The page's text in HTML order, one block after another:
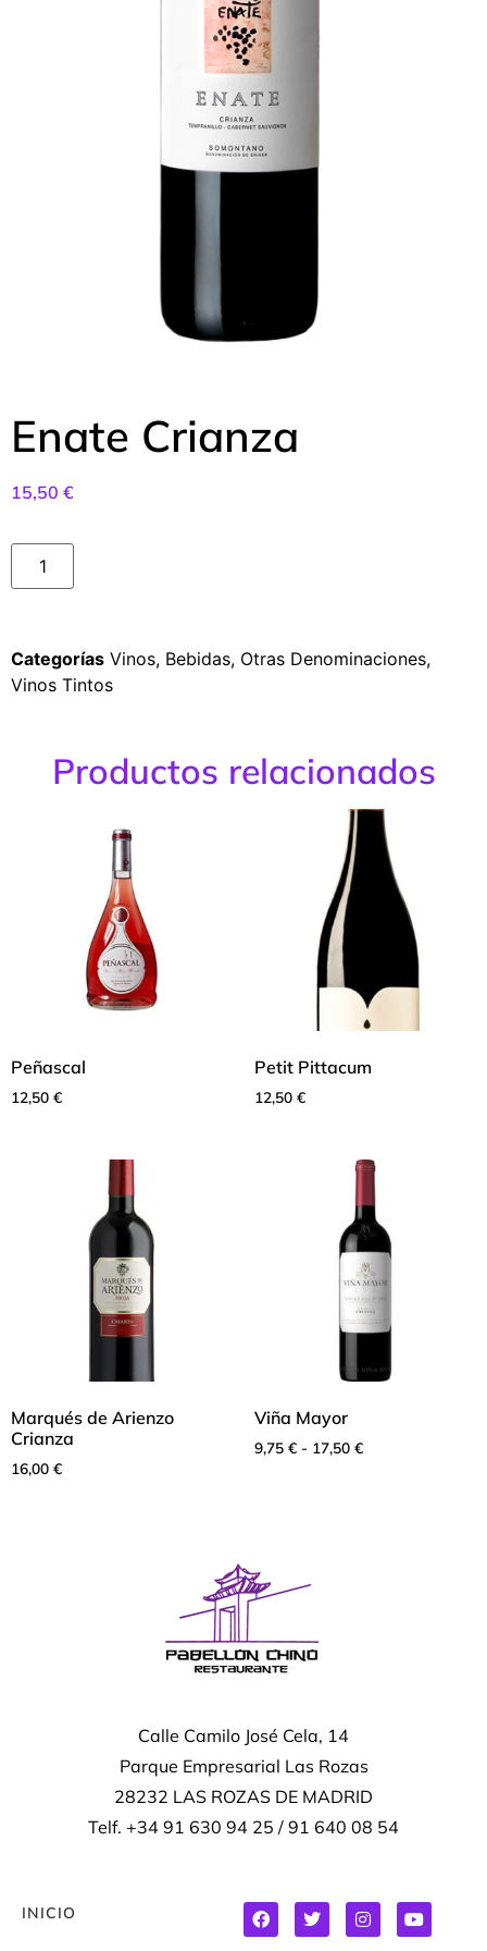
Enate Crianza
15,50 €
Categorías Vinos, Bebidas, Otras Denominaciones,
Vinos Tintos
Productos relacionados
Peñascal
12,50 €
Petit Pittacum
12,50 €
Marqués de Arienzo
Crianza
16,00 €
Viña Mayor
9,75 € - 17,50 €
Calle Camilo José Cela, 14
Parque Empresarial Las Rozas
28232 LAS ROZAS DE MADRID
Telf. +34 91 630 94 25 / 91 640 08 54
INICIO